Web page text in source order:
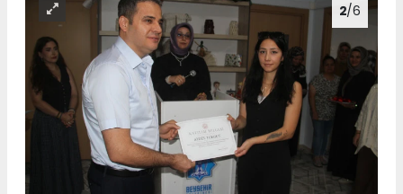
2/6